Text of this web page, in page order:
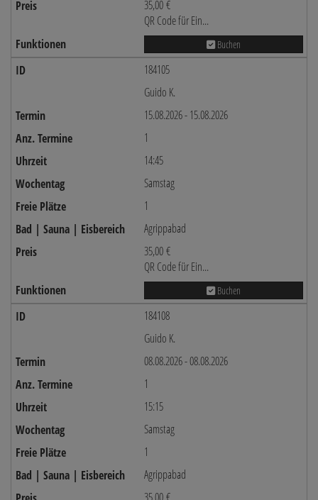
35,00 €
QR Code für Ein...
Buchen
184105
Guido K.
15.08.2026 - 15.08.2026
1
14:45
Samstag
1
Agrippabad
35,00 €
QR Code für Ein...
Buchen
184108
Guido K.
08.08.2026 - 08.08.2026
1
15:15
Samstag
1
Agrippabad
35,00 €